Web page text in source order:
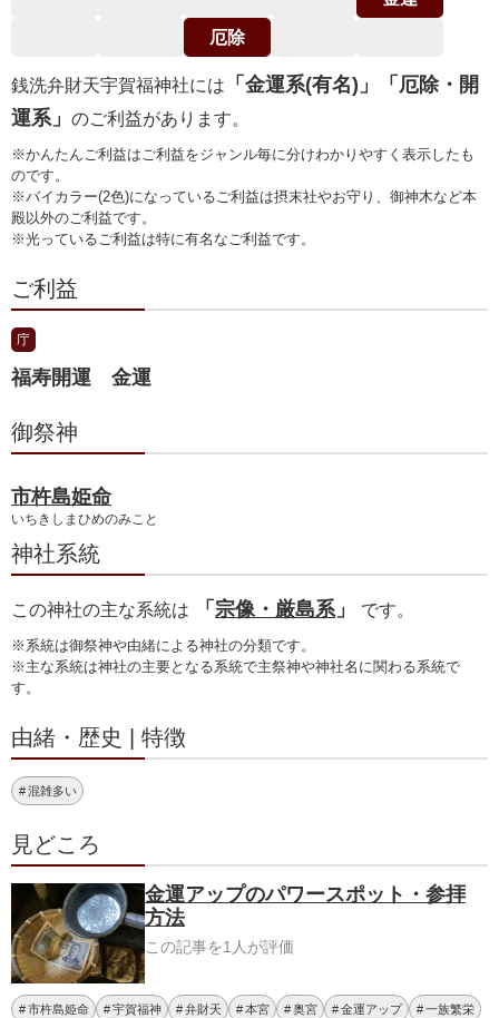
厄除
銭洗弁財天宇賀福神社には
「金運系(有名)」「厄除・開
運系」 のご利益があります。
※かんたんご利益はご利益をジャンル毎に分けわかりやすく表示したも
のです。
※バイカラー(2色)になっているご利益は摂末社やお守り、御神木など本
殿以外のご利益です。
※光っているご利益は特に有名なご利益です。
ご利益
庁
福寿開運 金運
御祭神
市杵島姫命
いちきしまひめのみこと
神社系統
この神社の主な系統は 「 宗像・厳島系」 です。
※系統は御祭神や由緒による神社の分類です。
※主な系統は神社の主要となる系統で主祭神や神社名に関わる系統で
す。
由緒・歴史 | 特徴
混雑多い
見どころ
金運アップのパワースポット・参拝
方法
この記事を1人が評価
市杵島姫命 宇賀福神 弁財天 本宮 奥宮 金運アップ 一族繁栄